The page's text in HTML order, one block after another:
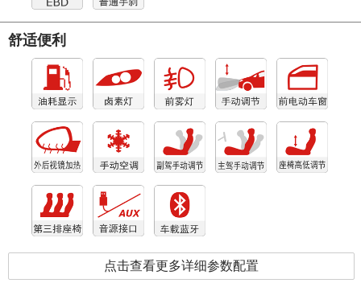
舒适便利
点击查看更多详细参数配置